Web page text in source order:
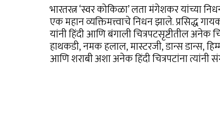
भारतरत्न ‘स्वर कोकिळा’ लता मंगेशकर यांच्या
एक महान व्यक्तिमत्त्वाचे निधन झाले. प्रसिद्ध
यांनी हिंदी आणि बंगाली चित्रपटसृष्टीतील अनेक
हाथकडी, नमक हलाल, मास्टरजी, डान्स डान्स,
आणि शराबी अशा अनेक हिंदी चित्रपटांना त्यांनी